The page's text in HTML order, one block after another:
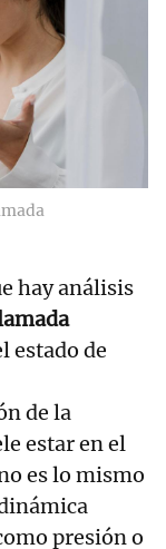
hay análisis
estado de
de la
estar en el
es lo mismo
presión o